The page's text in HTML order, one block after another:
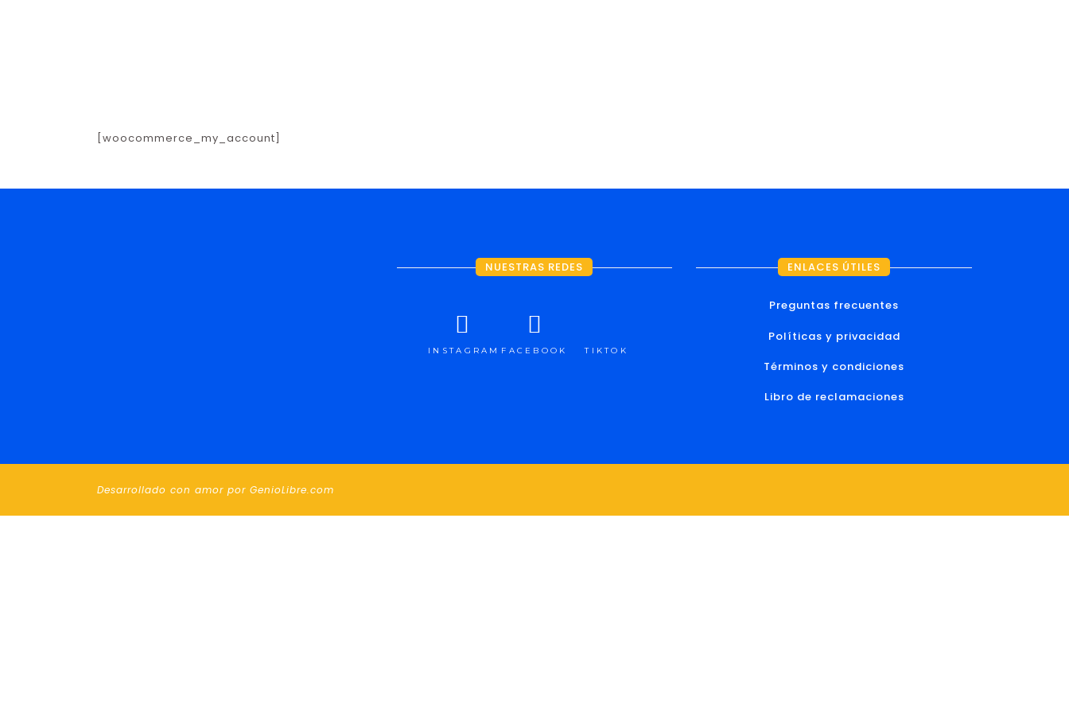
[woocommerce_my_account]
NUESTRAS REDES
INSTAGRAM FACEBOOK TIKTOK
ENLACES ÚTILES
Preguntas frecuentes
Políticas y privacidad
Términos y condiciones
Libro de reclamaciones
Desarrollado con amor por GenioLibre.com